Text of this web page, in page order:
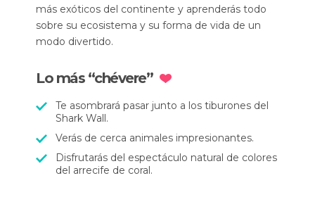
más exóticos del continente y aprenderás todo
sobre su ecosistema y su forma de vida de un
modo divertido.
Lo más “chévere”
Te asombrará pasar junto a los tiburones del
Shark Wall.
Verás de cerca animales impresionantes.
Disfrutarás del espectáculo natural de colores
del arrecife de coral.